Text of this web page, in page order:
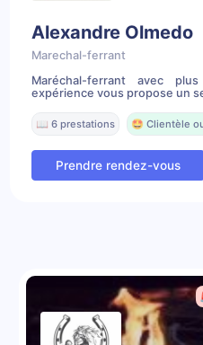
Alexandre Olmedo
Marechal-ferrant
Maréchal-ferrant avec
expérience vous propose un
📖 6 prestations 🤩 Clientèle
Prendre rendez-vous